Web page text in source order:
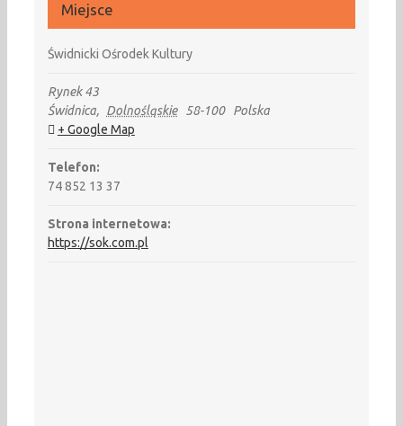
Miejsce
Świdnicki Ośrodek Kultury
Rynek 43
Świdnica, Dolnośląskie 58-100
Polska
+ Google Map
Telefon:
74 852 13 37
Strona internetowa:
https://sok.com.pl